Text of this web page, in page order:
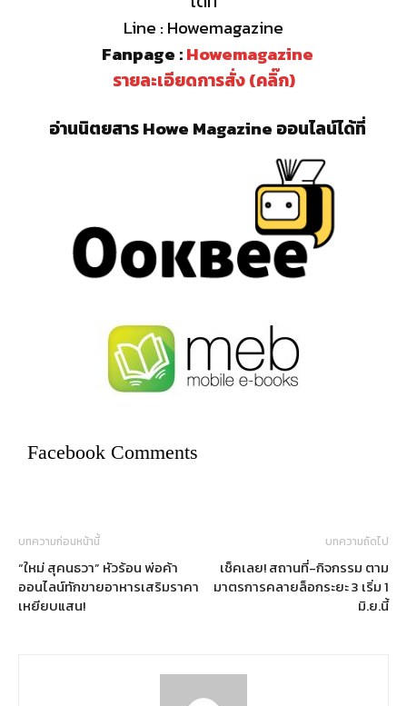
Line : Howemagazine
Fanpage :Howemagazine
รายละเอียดการสั่ง (คลิ๊ก)
อ่านนิตยสาร Howe Magazine ออนไลน์ได้ที่
Facebook Comments
บทความก่อนหน้านี้
“ใหม่ สุคนธวา” หัวร้อน พ่อค้า
ออนไลน์ทักขายอาหารเสริมราคา
เหยียบแสน!
บทความถัดไป
เช็คเลย! สถานที่-กิจกรรม ตาม
มาตรการคลายล็อกระยะ 3 เริ่ม 1
มิ.ย.นี้